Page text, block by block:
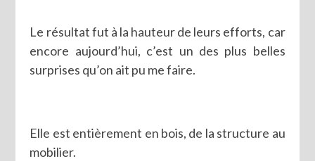
Le résultat fut à la hauteur de leurs efforts, car
encore aujourd’hui, c’est un des plus belles
surprises qu’on ait pu me faire.
Elle est entièrement en bois, de la structure au
mobilier.